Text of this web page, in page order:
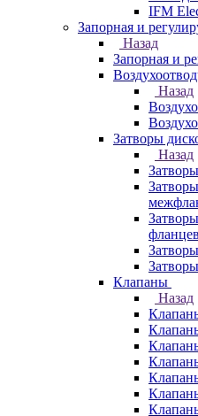
IFM
Запорная и
Назад
Запорная и
Назад
Затворы
Назад
Клапаны
Назад